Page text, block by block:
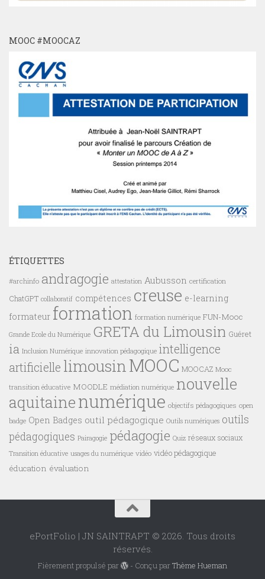
MOOC #MOOCAZ
ÉTIQUETTES
#archinfo andragogie attestation Aubusson certification
ChatGPT collaboratif compétences creuse e-learning
formateur formation formation numérique FUN-Mooc
Grande Ecole du Numérique GRETA du Limousin Guéret
ia Inclusion Numérique innovation pédagogique intelligence
artificielle limousin MOOC MOOCAZ Mooc
transition éducative MOODLE médiation numérique nouvelle
aquitainenumérique objectifs pédagogiques open
badge Open Badges outil pédagogique Outils numériques outils
pédagogiques Pairagogie pédagogie Quiz réseaux sociaux
Transition éducative usages du numérique vidéo vidéo pédagogique
éducation évaluation
ePortFolio | JN SAINTRAPT © 2026. Tous droits
réservés.
Fièrement propulsé par - Conçu parThème Hueman